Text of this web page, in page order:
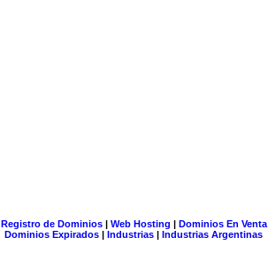
Registro de Dominios| Web Hosting | Dominios En Venta
Dominios Expirados | Industrias | Industrias Argentinas